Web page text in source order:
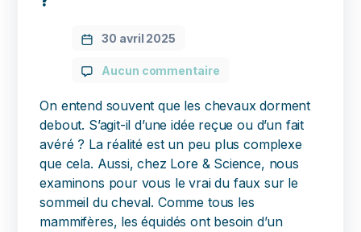
30 avril 2025
Aucun commentaire
On entend souvent que les chevaux dorment
debout. S’agit-il d’une idée reçue ou d’un fait
avéré ? La réalité est un peu plus complexe
que cela. Aussi, chez Lore & Science, nous
examinons pour vous le vrai du faux sur le
sommeil du cheval. Comme tous les
mammifères, les équidés ont besoin d’un